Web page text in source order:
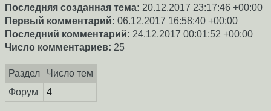
Последняя созданная тема: 20.12.2017 23:17:46 +00:00
Первый комментарий: 06.12.2017 16:58:40 +00:00
Последний комментарий: 24.12.2017 00:01:52 +00:00
Число комментариев: 25
Раздел
Число тем
Форум
4